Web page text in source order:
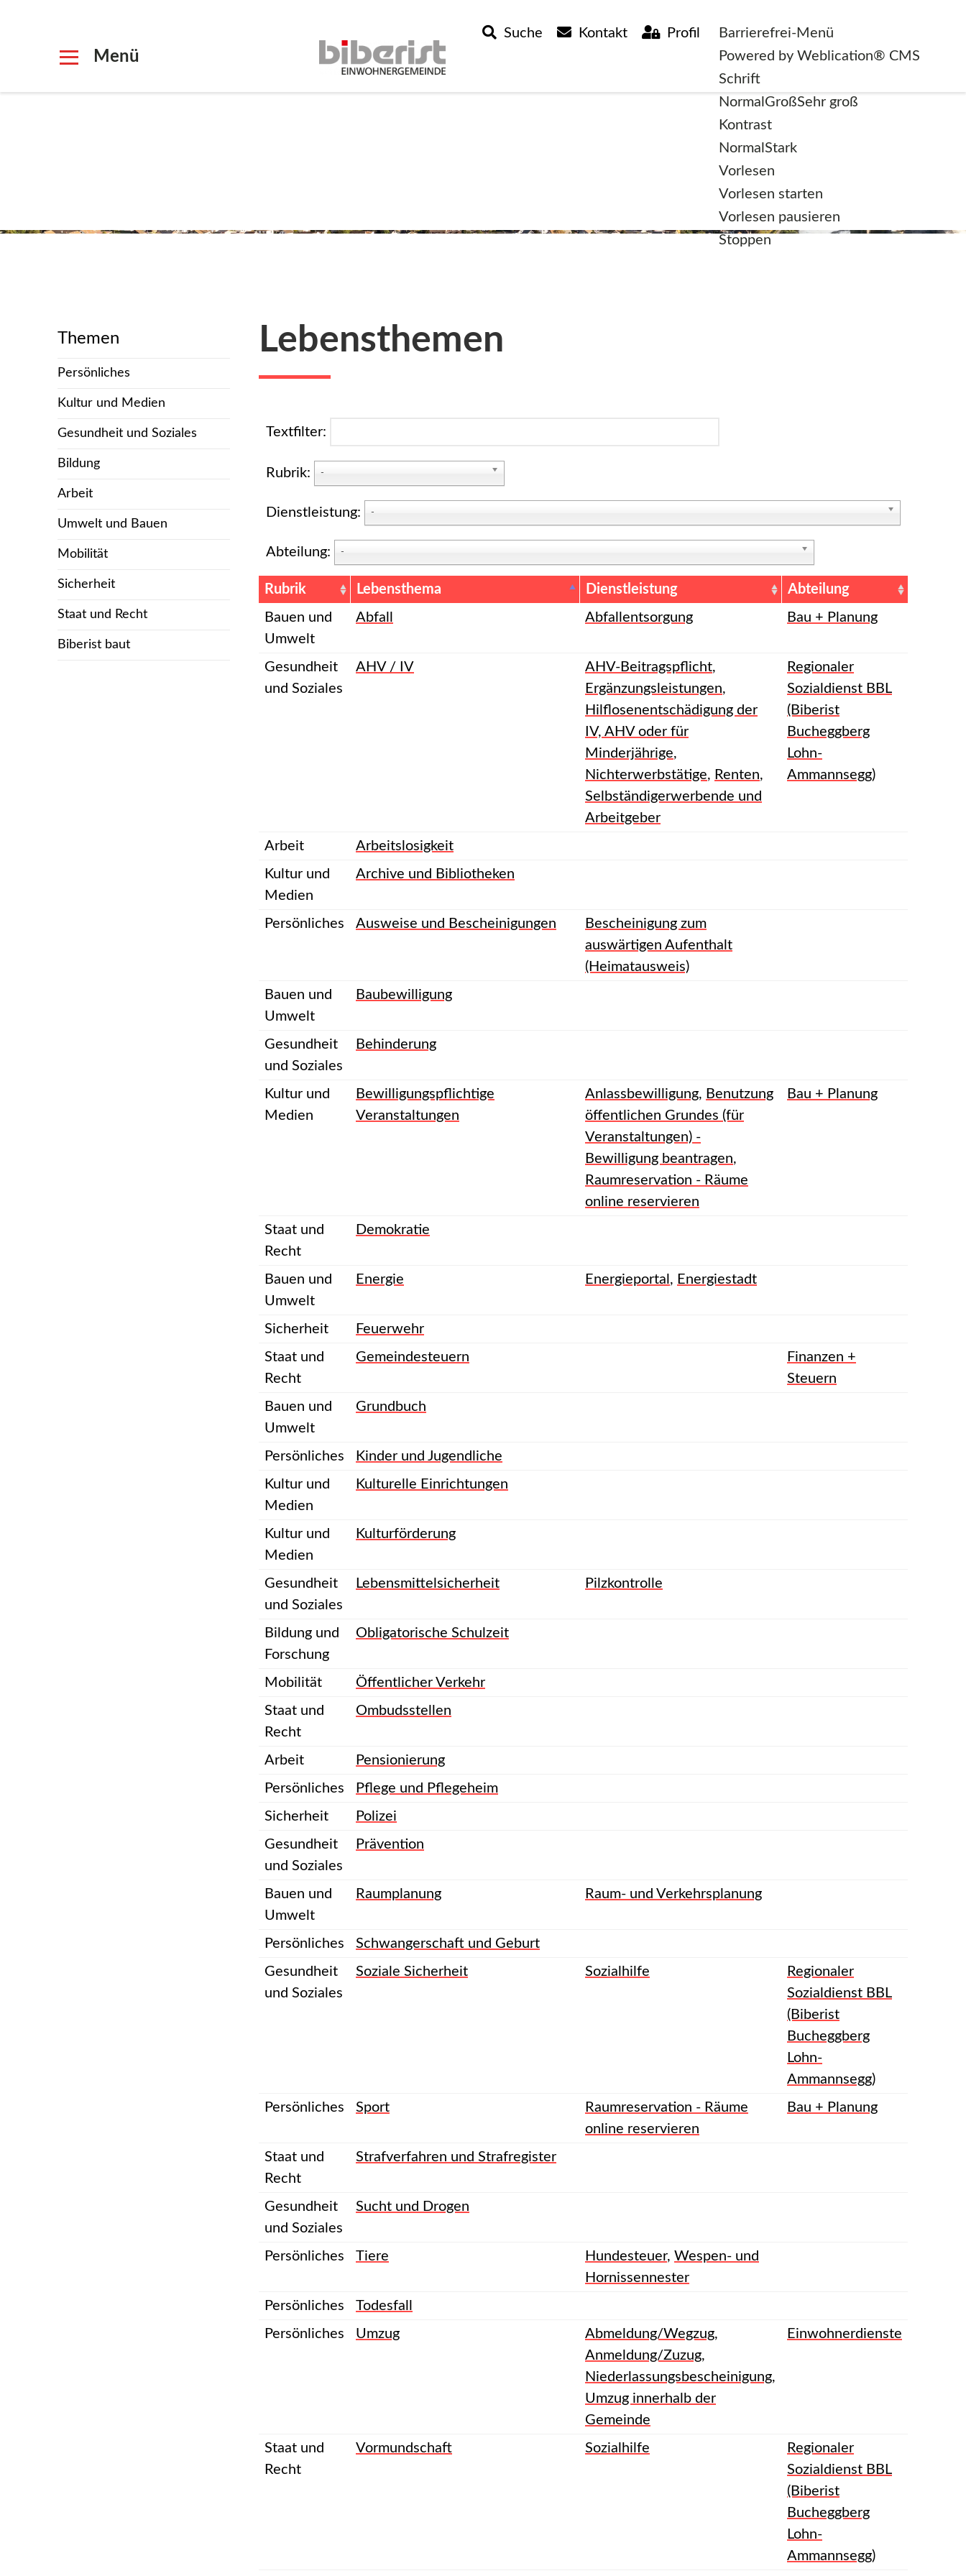
Barrierefrei-Menü
Powered by Weblication® CMS
Schrift
Normal GroßSehr groß
Kontrast
Normal Stark
Vorlesen
Vorlesen starten
Vorlesen pausieren
Stoppen
Profil
Kontakt
Suche
Themen
Persönliches
Kultur und Medien
Gesundheit und Soziales
Bildung
Arbeit
Umwelt und Bauen
Mobilität
Sicherheit
Staat und Recht
Biberist baut
Lebensthemen
Textfilter:
Rubrik: -
Dienstleistung: -
Abteilung: -
Rubrik Lebensthema Dienstleistung
Abteilung
Bauen und
Umwelt
Abfall Abfallentsorgung Bau + Planung
Gesundheit
und Soziales
AHV / IV AHV-Beitragspflicht,
Ergänzungsleistungen,
Hilflosenentschädigung der
IV, AHV oder für
Minderjährige,
Nichterwerbstätige, Renten,
Selbständigerwerbende und
Arbeitgeber
Regionaler
Sozialdienst BBL
(Biberist
Bucheggberg
Lohn-
Ammannsegg)
Arbeit
Arbeitslosigkeit
Kultur und
Medien
Archive und Bibliotheken
Persönliches Ausweise und Bescheinigungen
Bescheinigung zum
auswärtigen Aufenthalt
(Heimatausweis)
Bauen und
Umwelt
Baubewilligung
Gesundheit
und Soziales
Behinderung
Kultur und
Medien
Bewilligungspflichtige
Veranstaltungen
Anlassbewilligung, Benutzung
öffentlichen Grundes (für
Veranstaltungen) -
Bewilligung beantragen,
Raumreservation - Räume
online reservieren
Bau + Planung
Staat und
Recht
Demokratie
Bauen und
Umwelt
Energie Energieportal , Energiestadt
Sicherheit
Feuerwehr
Staat und
Recht
Gemeindesteuern
Finanzen +
Steuern
Bauen und
Umwelt
Grundbuch
Persönliches
Kinder und Jugendliche
Kultur und
Medien
Kulturelle Einrichtungen
Kultur und
Medien
Kulturförderung
Gesundheit
und Soziales
Lebensmittelsicherheit Pilzkontrolle
Bildung und
Forschung
Obligatorische Schulzeit
Mobilität
Öffentlicher Verkehr
Staat und
Recht
Ombudsstellen
Arbeit
Pensionierung
Persönliches
Pflege und Pflegeheim
Sicherheit
Polizei
Gesundheit
und Soziales
Prävention
Bauen und
Umwelt
Raumplanung Raum- und Verkehrsplanung
Persönliches
Schwangerschaft und Geburt
Gesundheit
und Soziales
Soziale Sicherheit Sozialhilfe
Regionaler
Sozialdienst BBL
(Biberist
Bucheggberg
Lohn-
Ammannsegg)
Persönliches
Sport
Raumreservation - Räume
online reservieren
Bau + Planung
Staat und
Recht
Strafverfahren und Strafregister
Gesundheit
und Soziales
Sucht und Drogen
Persönliches Tiere Hundesteuer, Wespen- und
Hornissennester
Persönliches
Todesfall
Persönliches
Umzug Abmeldung/Wegzug,
Anmeldung/Zuzug,
Niederlassungsbescheinigung,
Umzug innerhalb der
Gemeinde
Einwohnerdienste
Staat und
Recht
Vormundschaft Sozialhilfe
Regionaler
Sozialdienst BBL
(Biberist
Bucheggberg
Lohn-
Ammannsegg)